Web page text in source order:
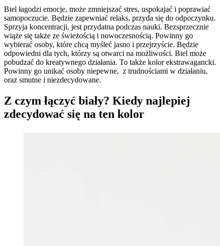
Biel łagodzi emocje, może zmniejszać stres, uspokajać i poprawiać
samopoczucie. Będzie zapewniać relaks, przyda się do odpoczynku.
Sprzyja koncentracji, jest przydatna podczas nauki. Bezsprzecznie
wiąże się także ze świeżością i nowoczesnością. Powinny go
wybierać osoby, które chcą myśleć jasno i przejrzyście. Będzie
odpowiedni dla tych, którzy są otwarci na możliwości. Biel może
pobudzać do kreatywnego działania. To także kolor ekstrawagancki.
Powinny go unikać osoby niepewne, z trudnościami w działaniu,
oraz smutne i niezdecydowane.
Z czym łączyć biały? Kiedy najlepiej
zdecydować się na ten kolor